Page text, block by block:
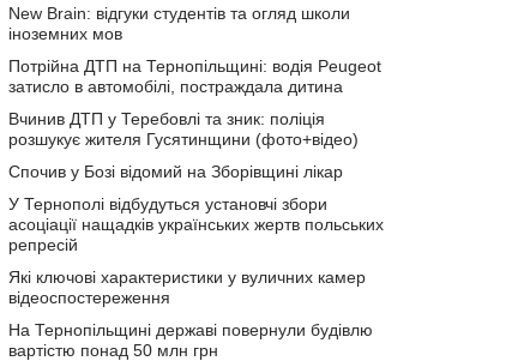
New Brain: відгуки студентів та огляд школи
іноземних мов
Потрійна ДТП на Тернопільщині: водія Peugeot
затисло в автомобілі, постраждала дитина
Вчинив ДТП у Теребовлі та зник: поліція
розшукує жителя Гусятинщини (фото+відео)
Спочив у Бозі відомий на Зборівщині лікар
У Тернополі відбудуться установчі збори
асоціації нащадків українських жертв польських
репресій
Які ключові характеристики у вуличних камер
відеоспостереження
На Тернопільщині державі повернули будівлю
вартістю понад 50 млн грн